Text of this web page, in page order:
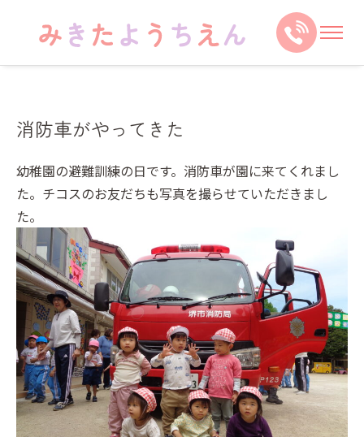
消防車がやってきた
幼稚園の避難訓練の日です。消防車が園に来てくれまし
た。チコスのお友だちも写真を撮らせていただきまし
た。